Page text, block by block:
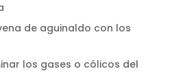
de aguinaldo con los
los gases o cólicos del